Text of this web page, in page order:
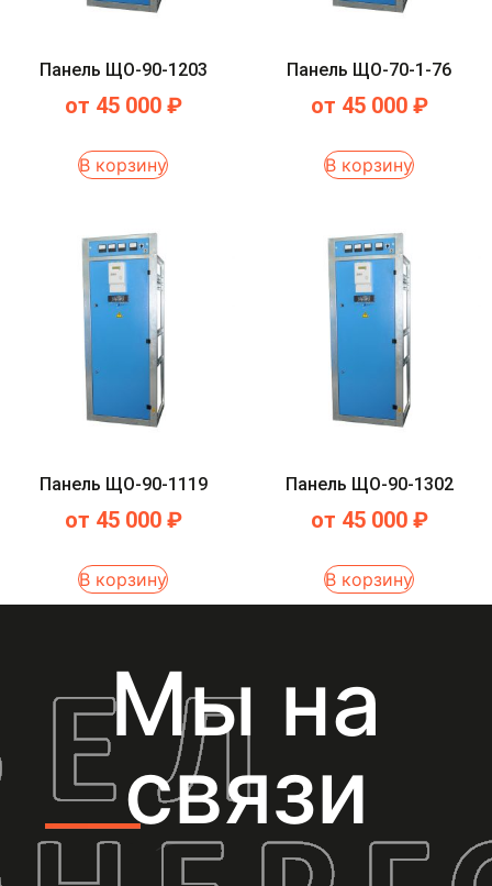
Панель ЩО-90-1203
от 45 000 ₽
В корзину
Панель ЩО-70-1-76
от 45 000 ₽
В корзину
Панель ЩО-90-1119
от 45 000 ₽
В корзину
Панель ЩО-90-1302
от 45 000 ₽
В корзину
Мы на
связи